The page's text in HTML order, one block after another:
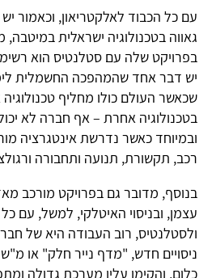
עם כל הכבוד לאלקטריאון, וכאמור
גאווה בטכנולוגיה ישראלית במיטבה,
בפרויקט שלה עם סטלנטיס הוא
יש דבר אחד שהמהפכה החשמלית
בטכנולוגיה אחרת – אף חברה לא
ובמיוחד כאשר נדרשת אינטגרציה
רכב, תקשורת, תנועה ותחבורה
בנוסף, מדובר גם בפרויקט מורכב
עצמן, ובניסוי האיטלקי, למשל, עם
ולסטלנטיס, רוב העבודה היא של
ניסויים חדש, "מדף נייר חלק" או
כלום, והקימו עליו מערכת גדולה